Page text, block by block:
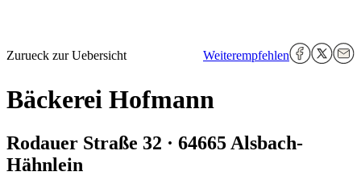
Zurueck zur Uebersicht Weiterempfehlen
Bäckerei Hofmann
Rodauer Straße 32 · 64665 Alsbach-
Hähnlein